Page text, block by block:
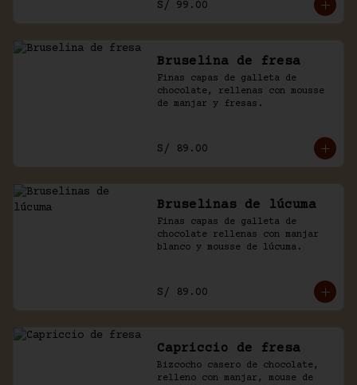
S/ 99.00
Bruselina de fresa
Finas capas de galleta de
chocolate, rellenas con mousse
de manjar y fresas.
S/ 89.00
Bruselinas de lúcuma
Finas capas de galleta de
chocolate rellenas con manjar
blanco y mousse de lúcuma.
S/ 89.00
Capriccio de fresa
Bizcocho casero de chocolate,
relleno con manjar, mouse de